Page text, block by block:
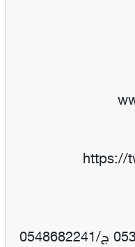
https://
ج/0500559613 ج/0535553929 ج/0548682241